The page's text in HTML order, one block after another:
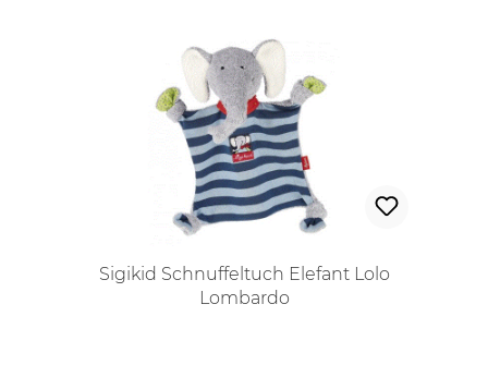
Sigikid Schnuffeltuch Elefant Lolo
Lombardo